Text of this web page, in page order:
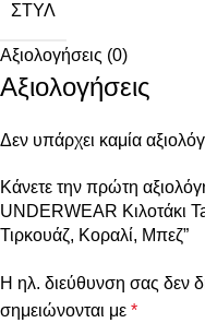
ΣΤΥΛ
Αξιολογήσεις (0)
Αξιολογήσεις
Δεν υπάρχει καμία
Κάνετε την πρώτη
UNDERWEAR Κιλοτάκι
Τιρκουάζ, Κοραλί, Μπεζ”
Η ηλ. διεύθυνση σας δεν
σημειώνονται με *